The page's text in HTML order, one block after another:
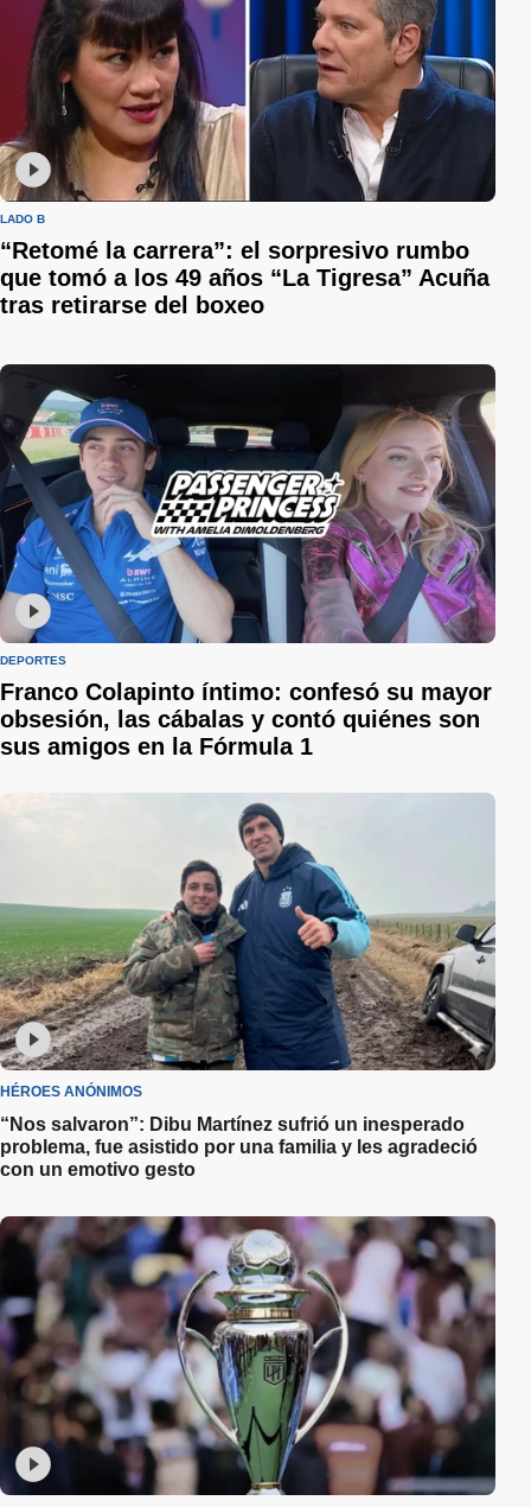
LADO B
“Retomé la carrera”: el sorpresivo rumbo
que tomó a los 49 años “La Tigresa” Acuña
tras retirarse del boxeo
DEPORTES
Franco Colapinto íntimo: confesó su mayor
obsesión, las cábalas y contó quiénes son
sus amigos en la Fórmula 1
HÉROES ANÓNIMOS
“Nos salvaron”: Dibu Martínez sufrió un inesperado
problema, fue asistido por una familia y les agradeció
con un emotivo gesto